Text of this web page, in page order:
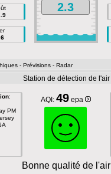
2.3
- Prévisions - Radar
Station de détection de l'air
:
PM
AQI: 49 epa
Bonne qualité de l'air